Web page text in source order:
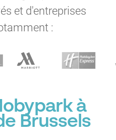
et d'entreprises
:
à
Brussels